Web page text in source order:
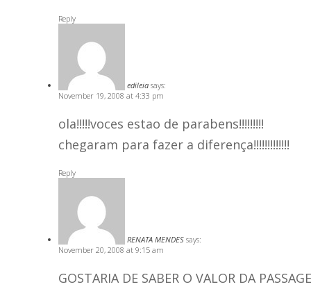
Reply
edileia says:
November 19, 2008 at 4:33 pm
ola!!!!!voces estao de parabens!!!!!!!!!
chegaram para fazer a diferença!!!!!!!!!!!!!
Reply
RENATA MENDES says:
November 20, 2008 at 9:15 am
GOSTARIA DE SABER O VALOR DA